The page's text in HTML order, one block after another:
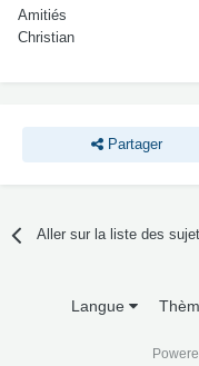
Amitiés
Christian
Partager
Aller sur la liste des
Langue